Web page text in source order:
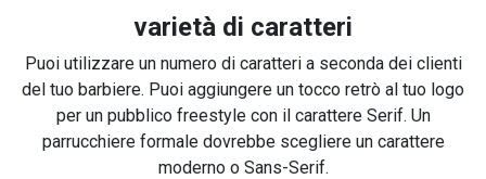
varietà di caratteri
Puoi utilizzare un numero di caratteri a seconda dei clienti
del tuo barbiere. Puoi aggiungere un tocco retrò al tuo logo
per un pubblico freestyle con il carattere Serif. Un
parrucchiere formale dovrebbe scegliere un carattere
moderno o Sans-Serif.